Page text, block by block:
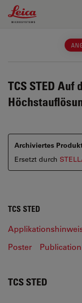
Leica Microsystems
TCS STED Auf
Archiviertes
Ersetzt durch
TCS STED
Poster
Publication
TCS STED